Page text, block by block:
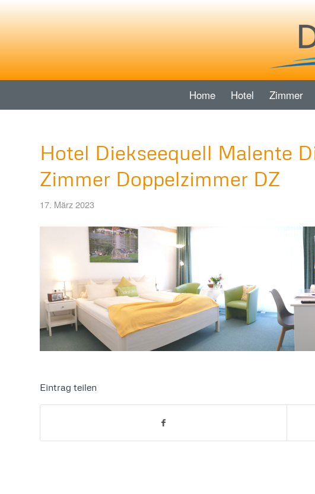
Home Hotel Zimmer
Hotel Diekseequell Malente
Zimmer Doppelzimmer DZ
17. März 2023
Eintrag teilen